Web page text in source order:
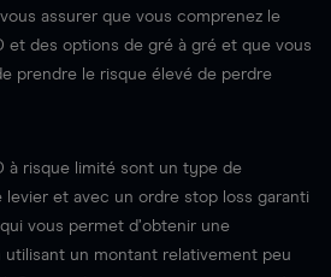
assurer que vous comprenez le
et des options de gré à gré et que vous
prendre le risque élevé de perdre
à risque limité sont un type de
et avec un ordre stop loss garanti
vous permet d’obtenir une
un montant relativement peu